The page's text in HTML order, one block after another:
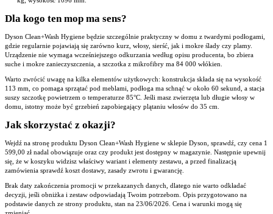
Dla kogo ten mop ma sens?
Dyson Clean+Wash Hygiene będzie szczególnie praktyczny w domu z twardymi podłogami,
gdzie regularnie pojawiają się zarówno kurz, włosy, sierść, jak i mokre ślady czy plamy.
Urządzenie nie wymaga wcześniejszego odkurzania według opisu producenta, bo zbiera
suche i mokre zanieczyszczenia, a szczotka z mikrofibry ma 84 000 włókien.
Warto zwrócić uwagę na kilka elementów użytkowych: konstrukcja składa się na wysokość
113 mm, co pomaga sprzątać pod meblami, podłoga ma schnąć w około 60 sekund, a stacja
suszy szczotkę powietrzem o temperaturze 85°C. Jeśli masz zwierzęta lub długie włosy w
domu, istotny może być grzebień zapobiegający plątaniu włosów do 35 cm.
Jak skorzystać z okazji?
Wejdź na stronę produktu Dyson Clean+Wash Hygiene w sklepie Dyson, sprawdź, czy cena 1
599,00 zł nadal obowiązuje oraz czy produkt jest dostępny w magazynie. Następnie upewnij
się, że w koszyku widzisz właściwy wariant i elementy zestawu, a przed finalizacją
zamówienia sprawdź koszt dostawy, zasady zwrotu i gwarancję.
Brak daty zakończenia promocji w przekazanych danych, dlatego nie warto odkładać
decyzji, jeśli obniżka i zestaw odpowiadają Twoim potrzebom. Opis przygotowano na
podstawie danych ze strony produktu, stan na 23/06/2026. Cena i warunki mogą się